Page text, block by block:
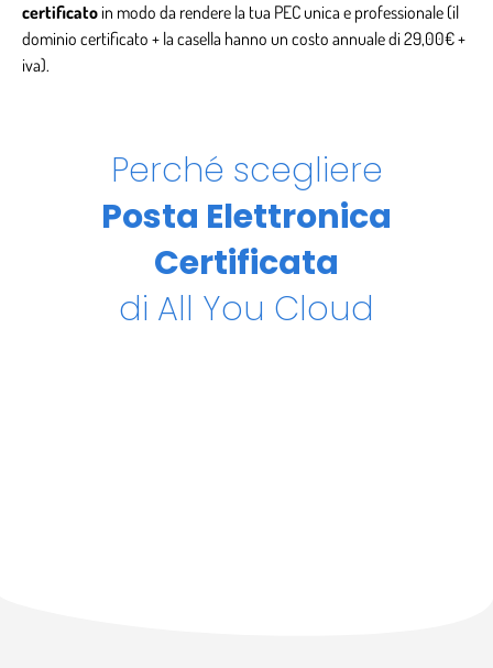
certificato in modo da rendere la tua PEC unica e professionale (il
dominio certificato + la casella hanno un costo annuale di 29,00€ +
iva).
Perché scegliere
Posta Elettronica
Certificata
di All You Cloud